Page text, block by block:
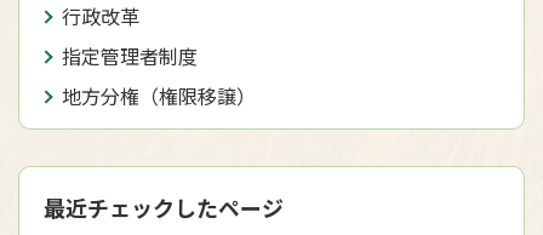
行政改革
指定管理者制度
地方分権（権限移譲）
最近チェックしたページ